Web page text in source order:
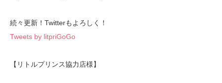
続々更新！Twitterもよろしく！
Tweets by litpriGoGo
【リトルプリンス協力店様】